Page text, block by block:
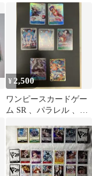
墨絵 リーパラ リーダー
パラレル にも
¥ 2,500
ワンピースカードゲー
ム SR 、パラレル 、